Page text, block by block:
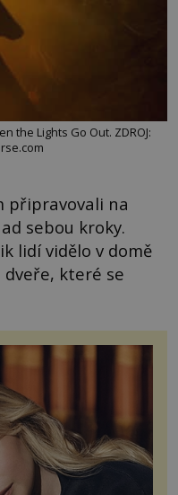
the Lights Go Out. ZDROJ:
připravovali na
sebou kroky.
lidí vidělo v domě
které se